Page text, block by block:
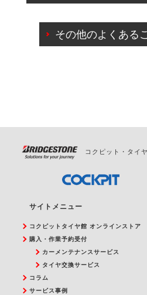
出来ないものもございます。
ご来店予約日の3営業日前を
の日時変更につきましては
その他のよくある
コクピット・タイ
サイトメニュー
コクピットタイヤ館 オンラインストア
購入・作業予約受付
カーメンテナンスサービス
タイヤ交換サービス
コラム
サービス事例